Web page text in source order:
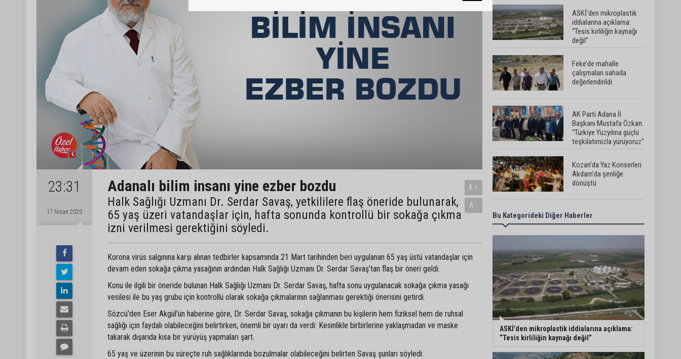
23:31
17 Nisan 2020
Adanalı bilim insanı yine ezber bozdu
Halk Sağlığı Uzmanı Dr. Serdar Savaş, yetkililere flaş öneride bulunarak,
65 yaş üzeri vatandaşlar için, hafta sonunda kontrollü bir sokağa çıkma
izni verilmesi gerektiğini söyledi.
A+
A-
Korona virüs salgınına karşı alınan tedbirler kapsamında 21 Mart tarihinden beri uygulanan 65 yaş üstü vatandaşlar için
devam eden sokağa çıkma yasağının ardından Halk Sağlığı Uzmanı Dr. Serdar Savaş’tan flaş bir öneri geldi.
Konu ile ilgili bir öneride bulunan Halk Sağlığı Uzmanı Dr. Serdar Savaş, hafta sonu uygulanacak sokağa çıkma yasağı
vesilesi ile bu yaş grubu için kontrollü olarak sokağa çıkmalarının sağlanması gerektiği önerisini getirdi.
Sözcü'den Eser Akgül'ün haberine göre, Dr. Serdar Savaş, sokağa çıkmanın bu kişilerin hem fiziksel hem de ruhsal
sağlığı için faydalı olabileceğini belirtirken, önemli bir uyarı da verdi: Kesinlikle birbirlerine yaklaşmadan ve maske
takarak dışarıda kısa bir yürüyüş yapmaları şart.
65 yaş ve üzerinin bu süreçte ruh sağlıklarında bozulmalar olabileceğini belirten Savaş şunları söyledi:
ASKİ’den mikroplastik
iddialarına açıklama:
“Tesis kirliliğin kaynağı
değil”
Feke’de mahalle
çalışmaları sahada
değerlendirildi
AK Parti Adana İl
Başkanı Mustafa Özkan:
"Türkiye Yüzyılına güçlü
teşkilatımızla yürüyoruz"
Kozan’da Yaz Konserleri
Akdam’da şenliğe
dönüştü
Adana’da sıcaklık alarmı:
Hissedilen 43 dereceyi
bulacak
Yumurtalık’ta ulaşım
çalışmaları hızlandı: Yol
ve kaldırımlar yenileniyor
Otoyolda akılalmaz olay:
Önce çaldılar, sonra
“Hırsız çok” diye
uyardılar
Bu Kategorideki Diğer Haberler
ASKİ’den mikroplastik iddialarına açıklama:
“Tesis kirliliğin kaynağı değil”